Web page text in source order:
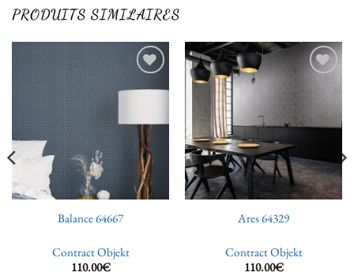
PRODUITS SIMILAIRES
Ajouter
souhaits
Balance 64667
Contract Objekt
110.00€
Ajouter
à la liste
de
souhaits
Ares 64329
Contract Objekt
110.00€